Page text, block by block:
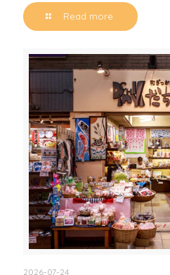
Read more
2026-07-24